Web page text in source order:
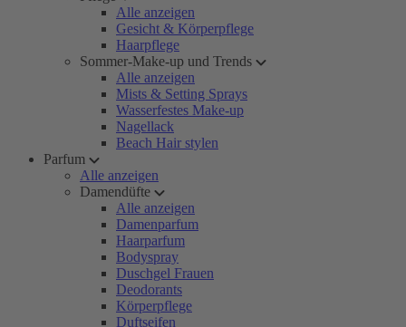
Alle anzeigen
Gesicht & Körperpflege
Haarpflege
Sommer-Make-up und Trends
Alle anzeigen
Mists & Setting Sprays
Wasserfestes Make-up
Nagellack
Beach Hair stylen
Parfum
Alle anzeigen
Damendüfte
Alle anzeigen
Damenparfum
Haarparfum
Bodyspray
Duschgel Frauen
Deodorants
Körperpflege
Duftseifen